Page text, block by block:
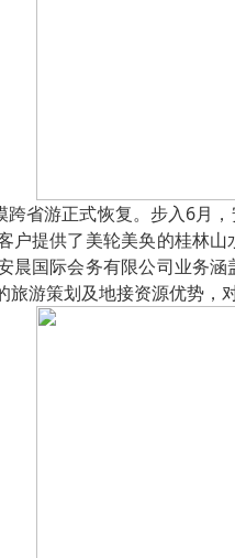
省游正式恢复。步入6月
户提供了美轮美奂的桂林
晨国际会务有限公司业务
旅游策划及地接资源优势，